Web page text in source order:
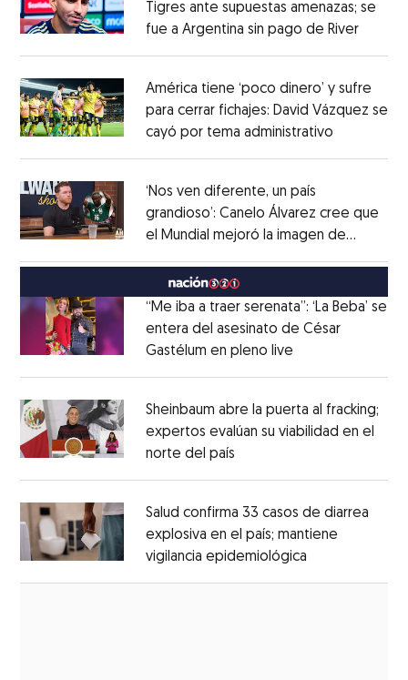
Tigres ante supuestas amenazas; se
fue a Argentina sin pago de RiverOpens
América tiene ‘poco dinero’ y sufre
para cerrar fichajes: David Vázquez se
cayó por tema administrativo
‘Nos ven diferente, un país
grandioso’: Canelo Álvarez cree que
el Mundial mejoró la imagen de
MéxicoOpens in new window
“Me iba a traer serenata”: ‘La Beba’ se
entera del asesinato de César
Gastélum en pleno live
Sheinbaum abre la puerta al fracking;
expertos evalúan su viabilidad en el
norte del país
Salud confirma 33 casos de diarrea
explosiva en el país; mantiene
vigilancia epidemiológica